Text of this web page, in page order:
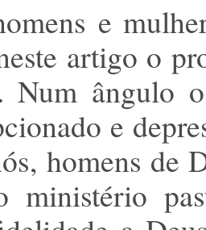
e
artigo o
Num ângulo
e
homens de
ministério